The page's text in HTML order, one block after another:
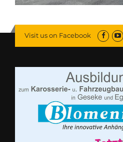
Visit us on Facebook